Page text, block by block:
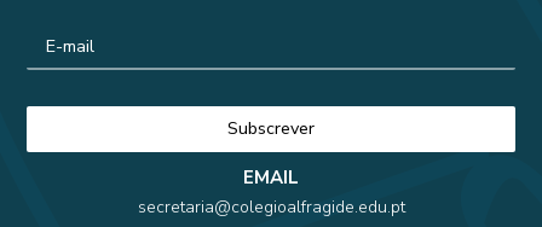
EMAIL
secretaria@colegioalfragide.edu.pt